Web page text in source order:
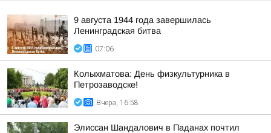
9 августа 1944 года завершилась
Ленинградская битва
07:06
Колыхматова: День физкультурника в
Петрозаводске!
Вчера, 16:58
Элиссан Шандалович в Паданах почтил